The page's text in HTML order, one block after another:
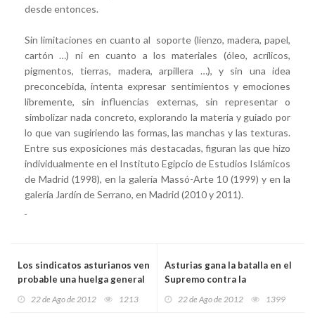
desde entonces.
Sin limitaciones en cuanto al soporte (lienzo, madera, papel,
cartón …) ni en cuanto a los materiales (óleo, acrílicos,
pigmentos, tierras, madera, arpillera …), y sin una idea
preconcebida, intenta expresar sentimientos y emociones
libremente, sin influencias externas, sin representar o
simbolizar nada concreto, explorando la materia y guiado por
lo que van sugiriendo las formas, las manchas y las texturas.
Entre sus exposiciones más destacadas, figuran las que hizo
individualmente en el Instituto Egipcio de Estudios Islámicos
de Madrid (1998), en la galería Massó-Arte 10 (1999) y en la
galería Jardín de Serrano, en Madrid (2010 y 2011).
Los sindicatos asturianos ven
probable una huelga general
22 de Ago de 2012 1213
Asturias gana la batalla en el
Supremo contra la
22 de Ago de 2012 1399